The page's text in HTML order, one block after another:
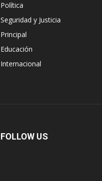
Política
Seguridad y Justicia
Principal
Educación
Internacional
FOLLOW US